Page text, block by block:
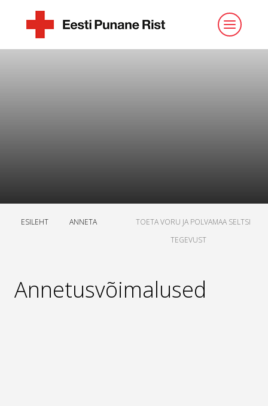
ESILEHT ANNETA
TOETA VORU JA POLVAMAA SELTSI
TEGEVUST
Annetusvõimalused